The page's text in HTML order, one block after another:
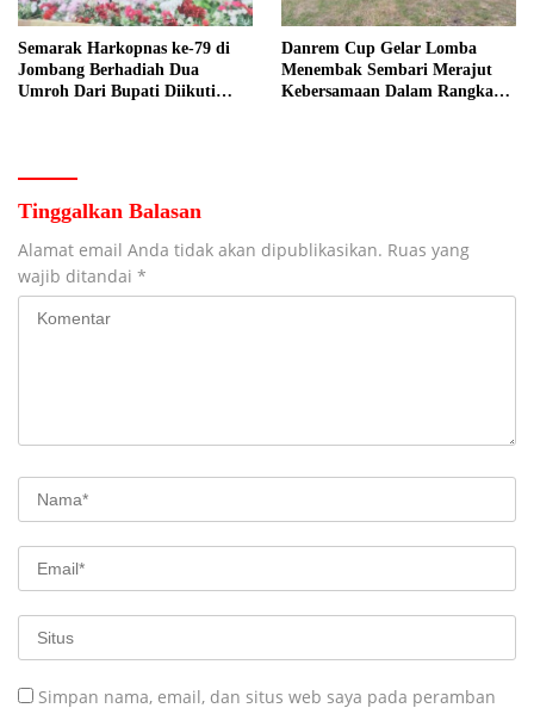
Semarak Harkopnas ke-79 di
Jombang Berhadiah Dua
Umroh Dari Bupati Diikuti
Danrem Cup Gelar Lomba
Menembak Sembari Merajut
Kebersamaan Dalam Rangka
Tinggalkan Balasan
Alamat email Anda tidak akan dipublikasikan. Ruas yang
wajib ditandai *
Simpan nama, email, dan situs web saya pada peramban